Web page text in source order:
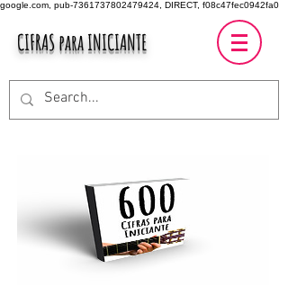
google.com, pub-7361737802479424, DIRECT, f08c47fec0942fa0
CIFRAS para INICIANTE